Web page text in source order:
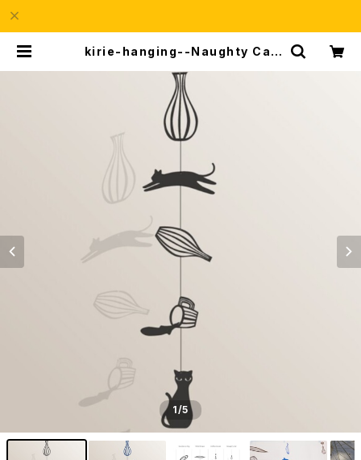
kirie-hanging--Naughty Cat
| a69Shop
1/5